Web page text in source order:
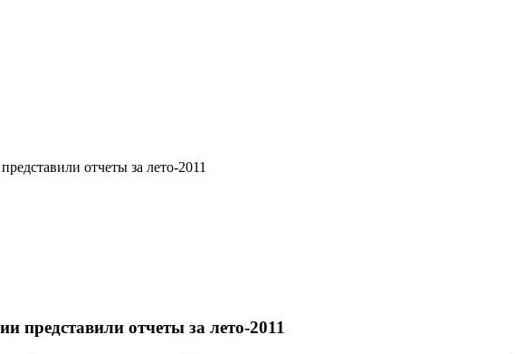
отчеты за лето-2011
представили отчеты за лето-2011